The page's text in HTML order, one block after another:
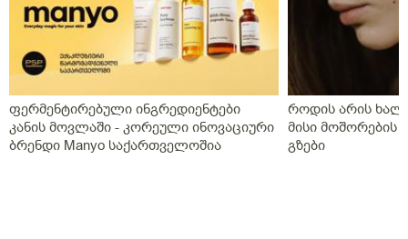
ფერმენტირებული ინგრედიენტები
კანის მოვლაში - კორეული ინოვაციური
ბრენდი Manyo საქართველოშია
როდის არის
მისი მოშორების
გზები